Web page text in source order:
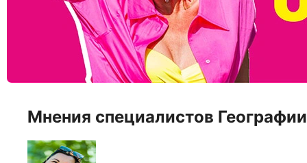
Мнения специалистов Географии